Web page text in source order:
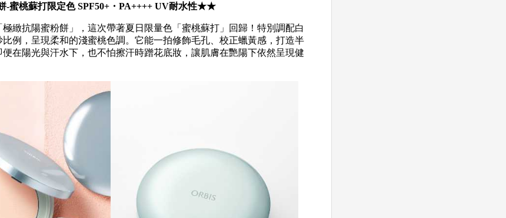
-蜜桃蘇打限定色 SPF50+・PA++++ UV耐水性★★
緻抗陽蜜粉餅」，這次帶著夏日限量色「蜜桃蘇打」回歸！特別調配白
例，呈現柔和的淺蜜桃色調。它能一拍修飾毛孔、校正蠟黃感，打造半
在陽光與汗水下，也不怕擦汗時蹭花底妝，讓肌膚在艷陽下依然呈現健